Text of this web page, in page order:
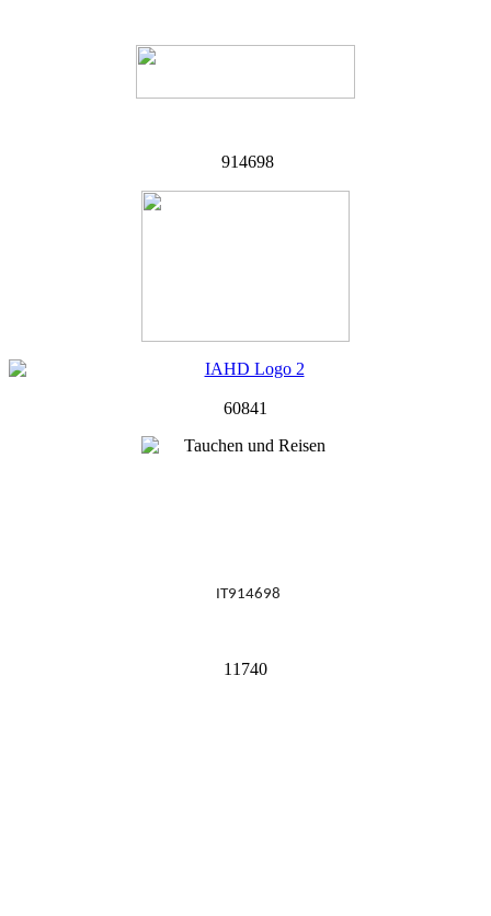
914698
60841
IT914698
11740